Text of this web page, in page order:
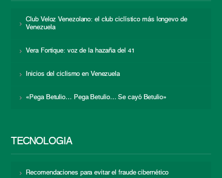
Club Veloz Venezolano: el club ciclístico más longevo de
Venezuela
Vera Fortique: voz de la hazaña del 41
Inicios del ciclismo en Venezuela
«Pega Betulio… Pega Betulio… Se cayó Betulio»
TECNOLOGÍA
Recomendaciones para evitar el fraude cibernético